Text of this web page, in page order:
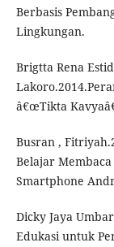
Berbasis
Lingkungan.
Brigtta Rena
â€œTikta
Busran ,
Belajar
Smartphone
Dicky Jaya
Edukasi untuk